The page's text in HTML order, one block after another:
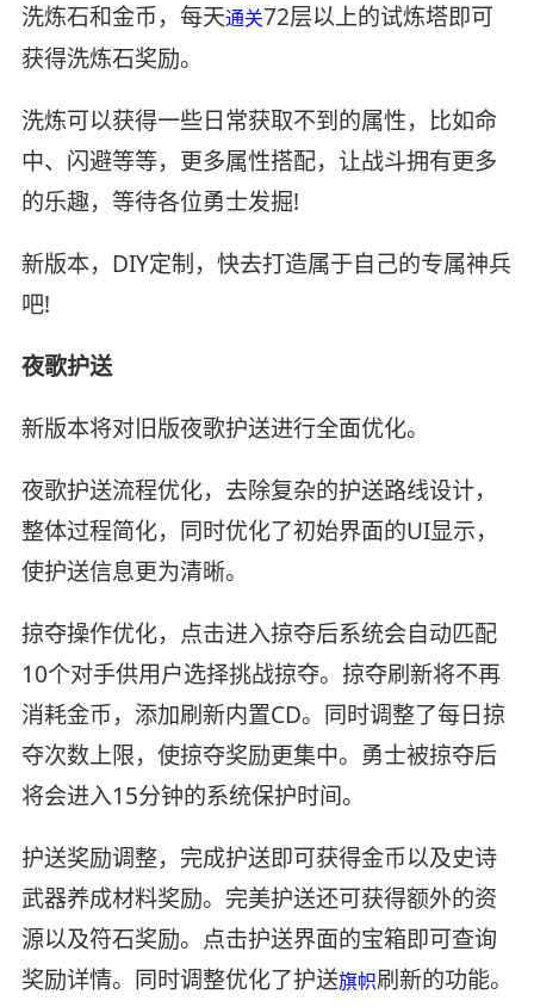
洗炼石和金币，每天通关72层以上的试炼塔即可
获得洗炼石奖励。
洗炼可以获得一些日常获取不到的属性，比如命
中、闪避等等，更多属性搭配，让战斗拥有更多
的乐趣，等待各位勇士发掘!
新版本，DIY定制，快去打造属于自己的专属神兵
吧!
夜歌护送
新版本将对旧版夜歌护送进行全面优化。
夜歌护送流程优化，去除复杂的护送路线设计，
整体过程简化，同时优化了初始界面的UI显示，
使护送信息更为清晰。
掠夺操作优化，点击进入掠夺后系统会自动匹配
10个对手供用户选择挑战掠夺。掠夺刷新将不再
消耗金币，添加刷新内置CD。同时调整了每日掠
夺次数上限，使掠夺奖励更集中。勇士被掠夺后
将会进入15分钟的系统保护时间。
护送奖励调整，完成护送即可获得金币以及史诗
武器养成材料奖励。完美护送还可获得额外的资
源以及符石奖励。点击护送界面的宝箱即可查询
奖励详情。同时调整优化了护送旗帜刷新的功能。